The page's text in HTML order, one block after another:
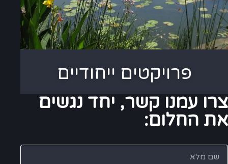
פרויקטים ייחודיים
צרו עמנו קשר, יחד נגשים
את החלום: